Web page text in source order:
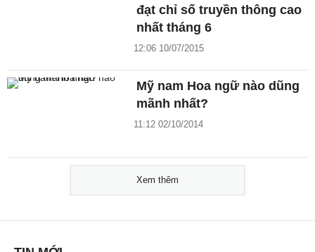
đạt chỉ số truyền thông cao
nhất tháng 6
12:06 10/07/2015
Mỹ nam Hoa ngữ nào dũng
mãnh nhất?
11:12 02/10/2014
Xem thêm